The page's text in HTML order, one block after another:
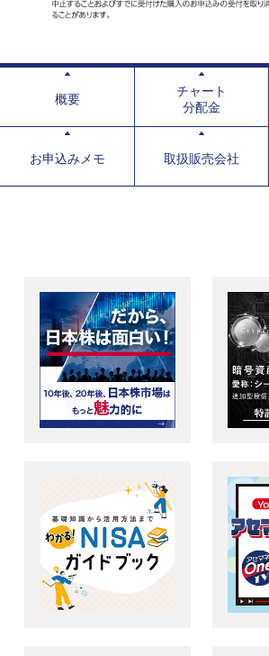
概要
チャート
分配金
お申込みメモ 取扱販売会社